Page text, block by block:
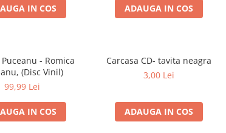
IN COS ADAUGA IN COS
- Romica
(Disc Vinil)
99,99 Lei
IN COS
Carcasa CD- tavita neagra
3,00 Lei
ADAUGA IN COS